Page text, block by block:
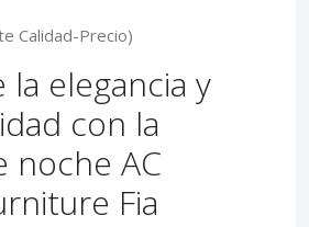
Calidad-Precio)
la elegancia y
con la
noche AC
Fia